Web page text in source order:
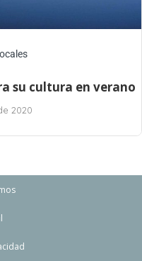
su cultura en verano
2020